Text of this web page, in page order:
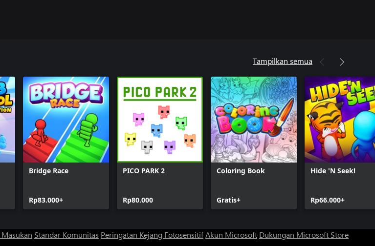
Tampilkan semua
Bridge Race
Rp83.000+
PICO PARK 2
Rp80.000
Coloring Book
Gratis+
Hide 'N Seek!
Rp66.000+
Masukan Standar Komunitas Peringatan Kejang FotosensitifAkun Microsoft Dukungan Microsoft Store